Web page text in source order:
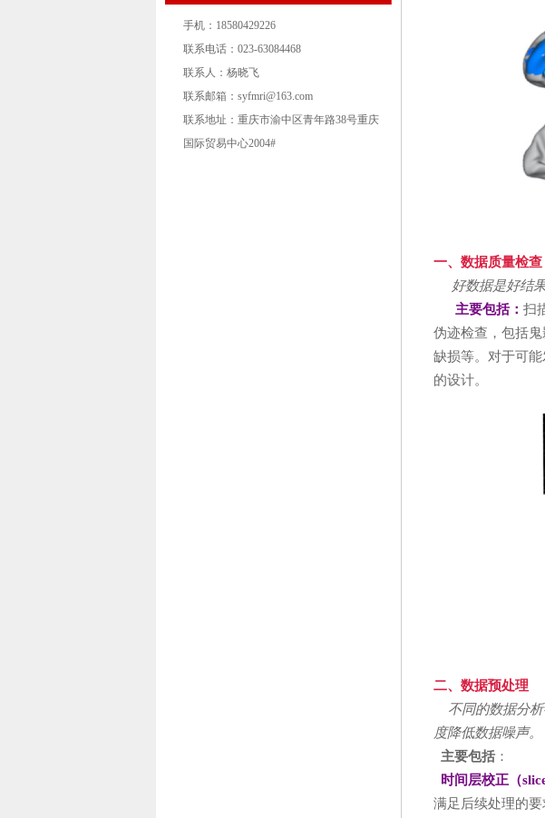
手机：18580429226
联系电话：023-63084468
联系人：杨晓飞
联系邮箱：syfmri@163.com
联系地址：重庆市渝中区青年路38号重庆
国际贸易中心2004#
一、数据质量检查
好数据是好结
主要包括： 扫
伪迹检查，包括
缺损等。对于可
的设计。
二、数据预处理
不同的数据分析
度降低数据噪声。
主要包括 ：
时间层校正（
满足后续处理的